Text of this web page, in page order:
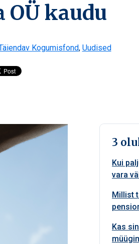
OÜ kaudu
Kogumisfond, Uudised
3
Kui
vara
Millist
Kas